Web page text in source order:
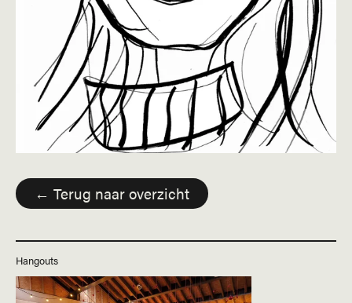
← Terug naar overzicht
Hangouts